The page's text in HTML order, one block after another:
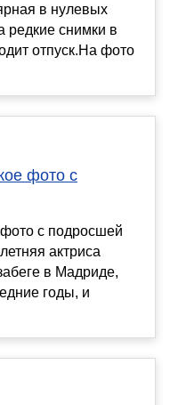
в нулевых
редкие снимки в
отпуск.На фото
фото с
с подросшей
актриса
в Мадриде,
годы, и